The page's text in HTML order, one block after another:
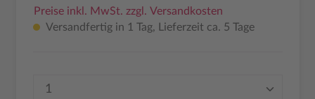
Preise inkl. MwSt. zzgl. Versandkosten
Versandfertig in 1 Tag, Lieferzeit ca. 5 Tage
Produkt Anzahl: Gib den gewünschten